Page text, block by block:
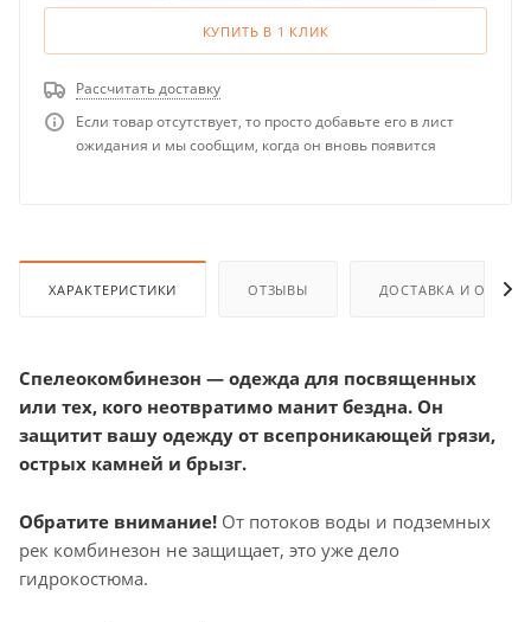
КУПИТЬ В 1 КЛИК
Рассчитать доставку
Если товар отсутствует, то просто добавьте его в лист
ожидания и мы сообщим, когда он вновь появится
ХАРАКТЕРИСТИКИ ОТЗЫВЫ ДОСТАВКА И
Спелеокомбинезон — одежда для посвященных
или тех, кого неотвратимо манит бездна. Он
защитит вашу одежду от всепроникающей грязи,
острых камней и брызг.
Обратите внимание! От потоков воды и подземных
рек комбинезон не защищает, это уже дело
гидрокостюма.